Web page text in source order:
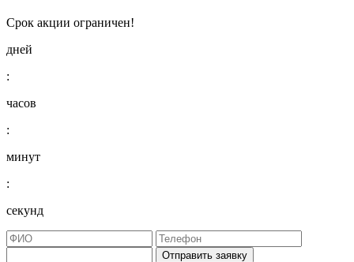
Срок акции ограничен!
дней
:
часов
:
минут
:
секунд
Отправить заявку